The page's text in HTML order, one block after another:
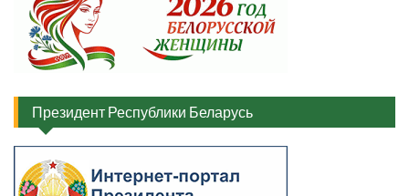
Президент Республики Беларусь